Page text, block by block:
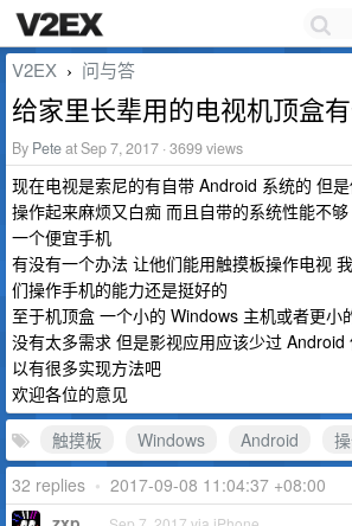
V2EX › 问与答
给家里长辈用的电视机顶盒
By Peteat Sep 7, 2017 · 3699 views
现在电视是索尼的有自带 Android 系统的 但
操作起来麻烦又白痴 而且自带的系统性能不
一个便宜手机
有没有一个办法 让他们能用触摸板操作电视
们操作手机的能力还是挺好的
至于机顶盒 一个小的 Windows 主机或者更小
没有太多需求 但是影视应用应该少过
以有很多实现方法吧
欢迎各位的意见
触摸板
Windows Android
32 replies • 2017-09-08 11:04:37 +08:00